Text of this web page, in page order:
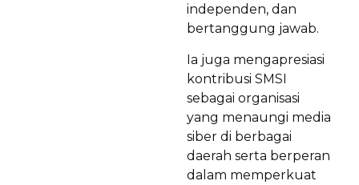
independen, dan
bertanggung jawab.
Ia juga mengapresiasi
kontribusi SMSI
sebagai organisasi
yang menaungi media
siber di berbagai
daerah serta berperan
dalam memperkuat